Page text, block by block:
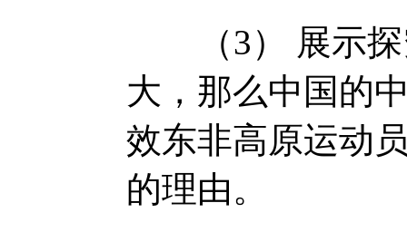
（3）
展示
大，那么中国的
效东非高原运动
的理由。